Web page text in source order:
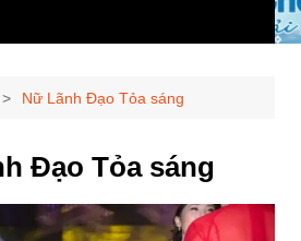
Nữ Lãnh Đạo Tỏa sáng
Đạo Tỏa sáng